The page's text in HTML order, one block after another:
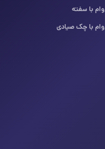
وام با سفته
وام با چک صیادی